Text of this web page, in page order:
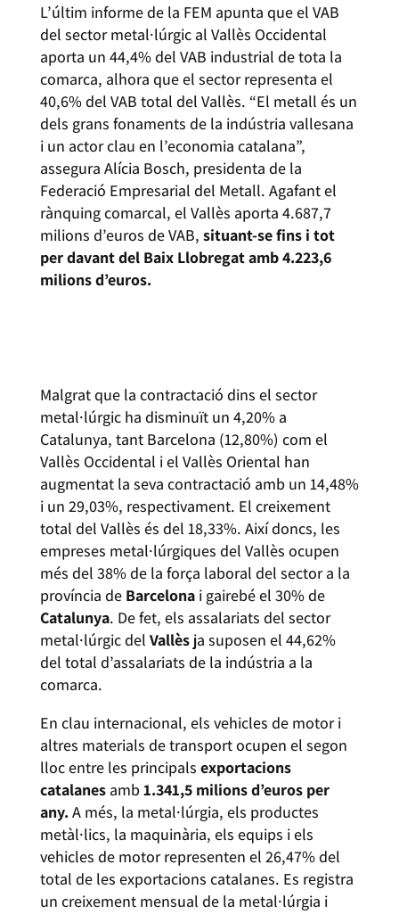
L’últim informe de la FEM apunta que el VAB
del sector metal·lúrgic al Vallès Occidental
aporta un 44,4% del VAB industrial de tota la
comarca, alhora que el sector representa el
40,6% del VAB total del Vallès. “El metall és un
dels grans fonaments de la indústria vallesana
i un actor clau en l’economia catalana”,
assegura Alícia Bosch, presidenta de la
Federació Empresarial del Metall. Agafant el
rànquing comarcal, el Vallès aporta 4.687,7
milions d’euros de VAB, situant-se fins i tot
per davant del Baix Llobregat amb 4.223,6
milions d’euros.
Malgrat que la contractació dins el sector
metal·lúrgic ha disminuït un 4,20% a
Catalunya, tant Barcelona (12,80%) com el
Vallès Occidental i el Vallès Oriental han
augmentat la seva contractació amb un 14,48%
i un 29,03%, respectivament. El creixement
total del Vallès és del 18,33%. Així doncs, les
empreses metal·lúrgiques del Vallès ocupen
més del 38% de la força laboral del sector a la
província de Barcelona i gairebé el 30% de
Catalunya. De fet, els assalariats del sector
metal·lúrgic del Vallès ja suposen el 44,62%
del total d’assalariats de la indústria a la
comarca.
En clau internacional, els vehicles de motor i
altres materials de transport ocupen el segon
lloc entre les principals exportacions
catalanesamb1.341,5 milions d’euros per
any. A més, la metal·lúrgia, els productes
metàl·lics, la maquinària, els equips i els
vehicles de motor representen el 26,47% del
total de les exportacions catalanes. Es registra
un creixement mensual de la metal·lúrgia i